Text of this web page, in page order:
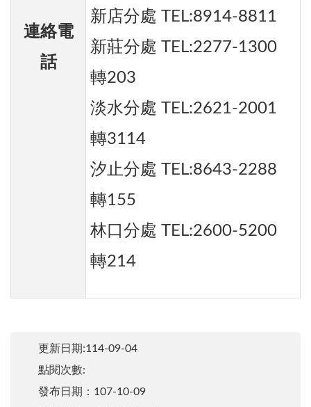
連絡電
話
新店分處 TEL:8914-8811
新莊分處 TEL:2277-1300
轉203
淡水分處 TEL:2621-2001
轉3114
汐止分處 TEL:8643-2288
轉155
林口分處 TEL:2600-5200
轉214
更新日期:114-09-04
點閱次數:
發布日期：107-10-09